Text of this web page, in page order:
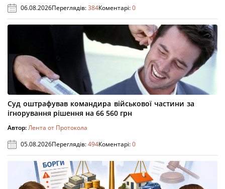
06.08.2026Переглядів:384Коментарі:0
Суд оштрафував командира військової частини за
ігнорування рішення на 66 560 грн
Автор:Лента от Протокола
05.08.2026Переглядів:494Коментарі:0